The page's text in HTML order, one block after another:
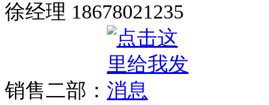
徐经理 18678021235
销售二部：